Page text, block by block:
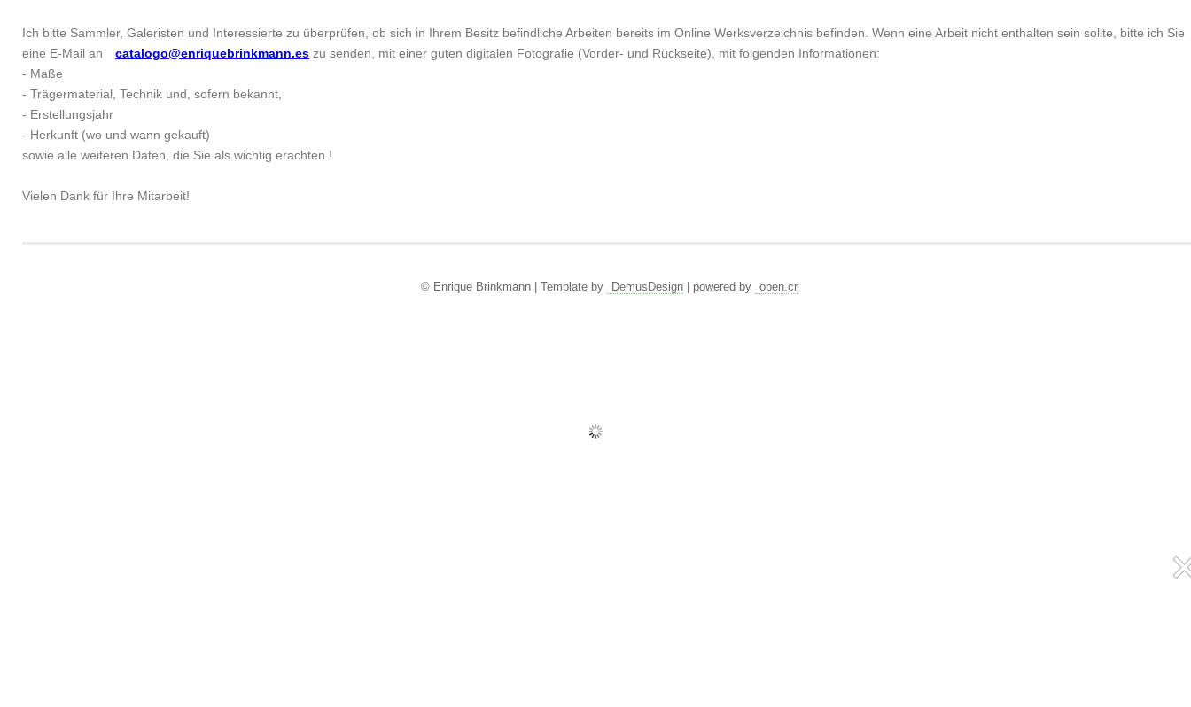
Ich bitte Sammler, Galeristen und Interessierte zu überprüfen, ob sich in Ihrem Besitz befindliche Arbeiten bereits im Online Werksverzeichnis befinden. Wenn eine Arbeit nicht enthalten sein sollte, bitte ich Sie
eine E-Mail an
catalogo@enriquebrinkmann.es zu senden, mit einer guten digitalen Fotografie (Vorder- und Rückseite), mit folgenden Informationen:
- Maße
- Trägermaterial, Technik und, sofern bekannt,
- Erstellungsjahr
- Herkunft (wo und wann gekauft)
sowie alle weiteren Daten, die Sie als wichtig erachten !
Vielen Dank für Ihre Mitarbeit!
© Enrique Brinkmann | Template by DemusDesign| powered by open.cr